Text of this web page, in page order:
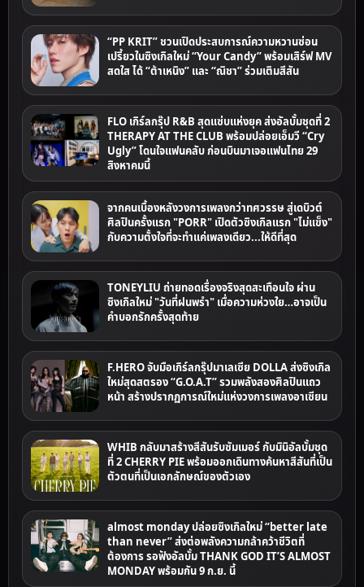
“PP KRIT” ชวนเปิดประสบการณ์ความหวานซ่อน
เปรี้ยวในซิงเกิลใหม่ “Your Candy” พร้อมเสิร์ฟ MV
สดใส ได้ “ต้าเหนิง” และ “ณิชา” ร่วมเติมสีสัน
FLO เกิร์ลกรุ๊ป R&B สุดแซ่บแห่งยุค ส่งอัลบั้มชุดที่ 2
THERAPY AT THE CLUB พร้อมปล่อยเอ็มวี “Cry
Ugly” โดนใจแฟนคลับ ก่อนบินมาเจอแฟนไทย 29
สิงหาคมนี้
จากคนเบื้องหลังวงการเพลงกว่าทศวรรษ สู่เดบิวต์
ศิลปินครั้งแรก "PORR" เปิดตัวซิงเกิลแรก "ไม่แข็ง"
กับความตั้งใจที่จะทำแค่เพลงเดียว...ให้ดีที่สุด
TONEYLIU ถ่ายทอดเรื่องจริงสุดสะเทือนใจ ผ่าน
ซิงเกิลใหม่ "วันที่ฝนพรำ" เมื่อความห่วงใย…อาจเป็น
คำบอกรักครั้งสุดท้าย
F.HERO จับมือเกิร์ลกรุ๊ปมาเลเซีย DOLLA ส่งซิงเกิล
ใหม่สุดสตรอง “G.O.A.T” รวมพลังสองศิลปินแถว
หน้า สร้างปรากฏการณ์ใหม่แห่งวงการเพลงอาเซียน
WHIB กลับมาสร้างสีสันรับซัมเมอร์ กับมินิอัลบั้มชุด
ที่ 2 CHERRY PIE พร้อมออกเดินทางค้นหาสีสันที่เป็น
ตัวตนที่เป็นเอกลักษณ์ของตัวเอง
almost monday ปล่อยซิงเกิลใหม่ “better late
than never” ส่งต่อพลังความกล้าคว้าชีวิตที่
ต้องการ รอฟังอัลบั้ม THANK GOD IT’S ALMOST
MONDAY พร้อมกัน 9 ก.ย. นี้